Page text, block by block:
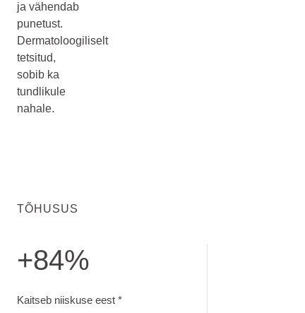
ja vähendab
punetust.
Dermatoloogiliselt
tetsitud,
sobib ka
tundlikule
nahale.
TÕHUSUS
+84%
Kaitseb niiskuse eest *